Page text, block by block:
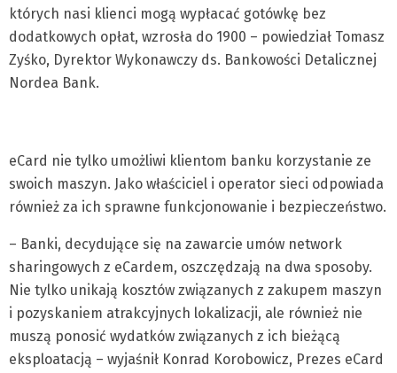
których nasi klienci mogą wypłacać gotówkę bez
dodatkowych opłat, wzrosła do 1900 – powiedział Tomasz
Zyśko, Dyrektor Wykonawczy ds. Bankowości Detalicznej
Nordea Bank.
eCard nie tylko umożliwi klientom banku korzystanie ze
swoich maszyn. Jako właściciel i operator sieci odpowiada
również za ich sprawne funkcjonowanie i bezpieczeństwo.
– Banki, decydujące się na zawarcie umów network
sharingowych z eCardem, oszczędzają na dwa sposoby.
Nie tylko unikają kosztów związanych z zakupem maszyn
i pozyskaniem atrakcyjnych lokalizacji, ale również nie
muszą ponosić wydatków związanych z ich bieżącą
eksploatacją – wyjaśnił Konrad Korobowicz, Prezes eCard